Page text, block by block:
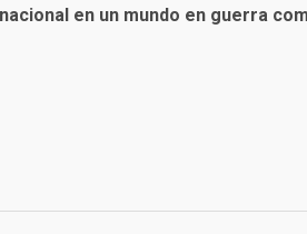
en un mundo en guerra